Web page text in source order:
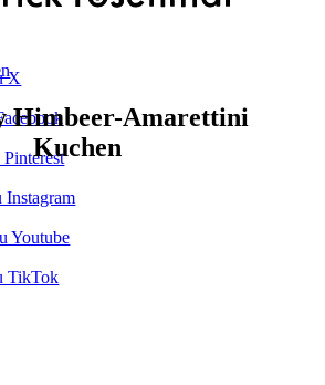
X
Youtube
TikTok
Himbeer-Amarettini
Kuchen